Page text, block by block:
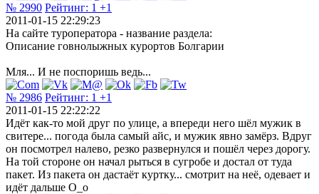
№ 2990 Рейтинг: 1 +1
2011-01-15 22:29:23
На сайте туроператора - название раздела:
Описание говнолыжных курортов Болгарии
Мля... И не поспоришь ведь...
№ 2986 Рейтинг: 1 +1
2011-01-15 22:22:22
Идёт как-то мой друг по улице, а впереди него шёл мужик в
свитере... погода была самый айс, и мужик явно замёрз. Вдруг
он посмотрел налево, резко развернулся и пошёл через дорогу.
На той стороне он начал рыться в сугробе и достал от туда
пакет. Из пакета он дастаёт куртку... смотрит на неё, одевает и
идёт дальше О_o